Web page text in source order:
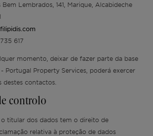
Lembrados, 141, Marique, Alcabideche
617
momento, deixar de fazer parte da base
- Portugal Property Services, poderá exercer
destes contactos.
controlo
o titular dos dados tem o direito de
relativa à proteção de dados